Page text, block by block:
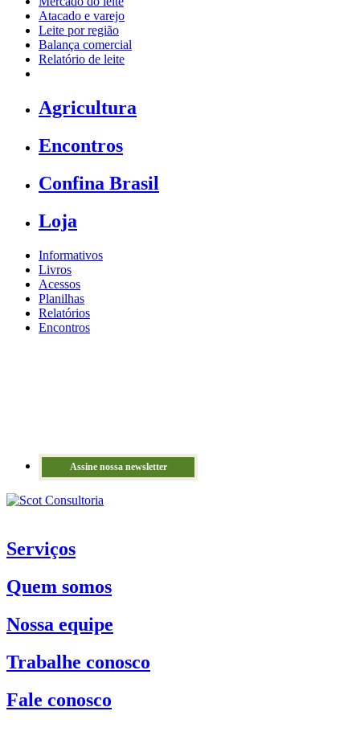
Atacado e varejo
Leite por região
Balança comercial
Relatório de leite
Agricultura
Encontros
Confina Brasil
Loja
Informativos
Livros
Acessos
Planilhas
Relatórios
Encontros
Assine nossa newsletter
Serviços
Quem somos
Nossa equipe
Trabalhe conosco
Fale conosco